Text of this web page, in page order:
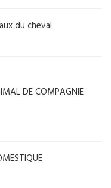
du cheval
DE COMPAGNIE